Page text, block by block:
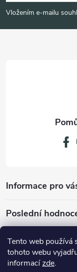
Tento web používá
tohoto webu
informacízde.
p
a
Vložením e-mailu
Informace pro
Poslední
Dávkovací